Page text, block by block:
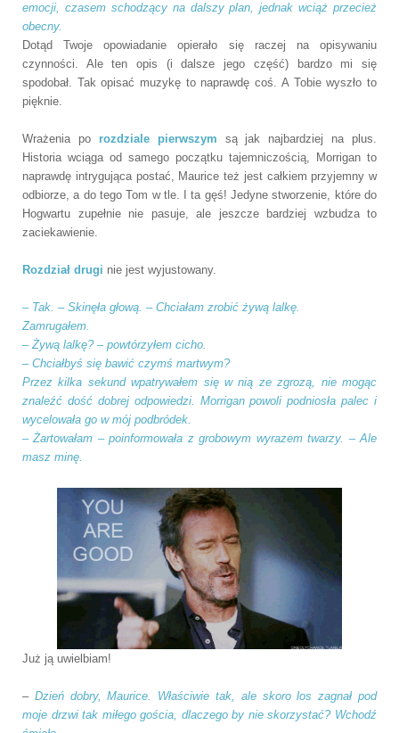
emocji, czasem schodzący na dalszy plan, jednak wciąż przecież
obecny.
Dotąd Twoje opowiadanie opierało się raczej na opisywaniu
czynności. Ale ten opis (i dalsze jego część) bardzo mi się
spodobał. Tak opisać muzykę to naprawdę coś. A Tobie wyszło to
pięknie.
Wrażenia po rozdziale pierwszym
są jak najbardziej na plus.
Historia wciąga od samego początku tajemniczością, Morrigan to
naprawdę intrygująca postać, Maurice też jest całkiem przyjemny w
odbiorze, a do tego Tom w tle. I ta gęś! Jedyne stworzenie, które do
Hogwartu zupełnie nie pasuje, ale jeszcze bardziej wzbudza to
zaciekawienie.
Rozdział drugi nie jest wyjustowany.
– Tak. – Skinęła głową. – Chciałam zrobić żywą lalkę.
Zamrugałem.
– Żywą lalkę? – powtórzyłem cicho.
– Chciałbyś się bawić czymś martwym?
Przez kilka sekund wpatrywałem się w nią ze zgrozą, nie mogąc
znaleźć dość dobrej odpowiedzi. Morrigan powoli podniosła palec i
wycelowała go w mój podbródek.
– Żartowałam – poinformowała z grobowym wyrazem twarzy. – Ale
masz minę.
Już ją uwielbiam!
– Dzień dobry, Maurice. Właściwie tak, ale skoro los zagnał pod
moje drzwi tak miłego gościa, dlaczego by nie skorzystać? Wchodź